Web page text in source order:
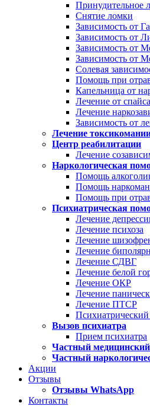
Принудительное
Снятие ломки
Зависимость от
Зависимость от
Зависимость от
Зависимость от
Солевая
Помощь при
Капельница от
Лечение от спайса
Лечение
Зависимость от
Лечение
Центр реабилитации
Лечение
Наркологическая
Помощь
Помощь
Помощь при
Психиатрическая
Лечение
Лечение психоза
Лечение
Лечение
Лечение СДВГ
Лечение белой
Лечение ОКР
Лечение
Лечение ПТСР
Вызов психиатра
Прием психиатра
Частный
Частный
Акции
Отзывы
Отзывы WhatsApp
Контакты